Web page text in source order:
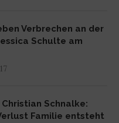
Verbrechen an der
Schulte am
Schnalke:
Familie entsteht